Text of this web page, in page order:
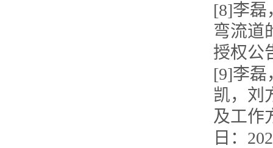
[8]李磊
弯流道
授权公
[9]李磊
凯，刘
及工作
日：